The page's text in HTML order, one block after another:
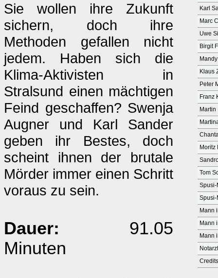
Sie wollen ihre Zukunft
sichern, doch ihre
Methoden gefallen nicht
jedem. Haben sich die
Klima-Aktivisten in
Stralsund einen mächtigen
Feind geschaffen? Swenja
Augner und Karl Sander
geben ihr Bestes, doch
scheint ihnen der brutale
Mörder immer einen Schritt
voraus zu sein.
Dauer: 91.05
Minuten
Karl
Marc
Uwe
Birgit
Mandy
Klaus
Peter
Franz
Martin
Moritz
Tom
Spusi-
Spusi-
Mann
Mann
Mann
Notarzt
Credits